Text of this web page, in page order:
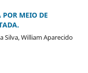
POR MEIO DE
Silva, William Aparecido